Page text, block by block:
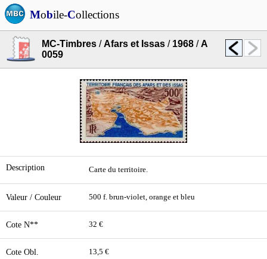
Mobile-Collections
MC-Timbres /Afars et Issas / 1968 /A
0059
Description Carte du territoire.
Valeur / Couleur 500 f. brun-violet, orange et bleu
Cote N** 32 €
Cote Obl. 13,5 €